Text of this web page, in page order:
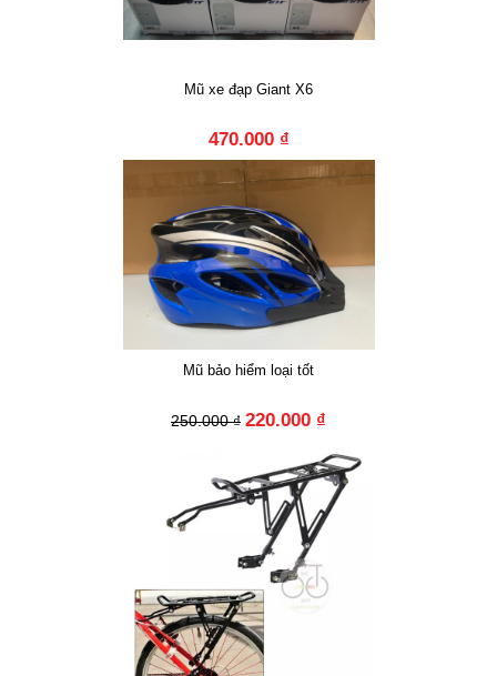
Mũ xe đạp Giant X6
470.000 ₫
Mũ bảo hiểm loại tốt
250.000 ₫ 220.000 ₫